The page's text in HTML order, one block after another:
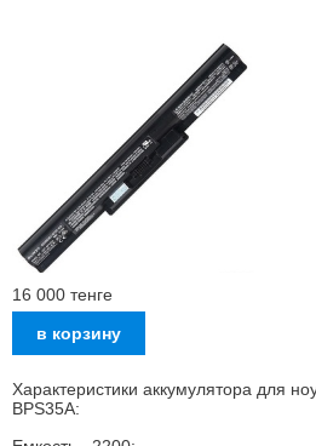
16 000 тенге
Характеристики аккумулятора для
BPS35A: